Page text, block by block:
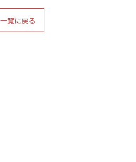
一覧に戻る